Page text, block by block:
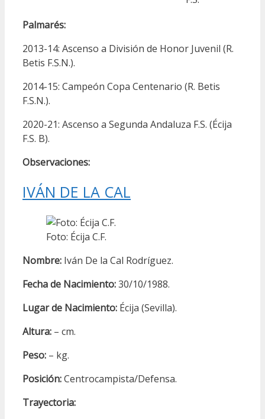
Palmarés:
2013-14: Ascenso a División de Honor Juvenil (R.
Betis F.S.N.).
2014-15: Campeón Copa Centenario (R. Betis
F.S.N.).
2020-21: Ascenso a Segunda Andaluza F.S. (Écija
F.S. B).
Observaciones:
IVÁN DE LA CAL
Foto: Écija C.F.
Nombre: Iván De la Cal Rodríguez.
Fecha de Nacimiento:30/10/1988.
Lugar de Nacimiento: Écija (Sevilla).
Altura: – cm.
Peso: – kg.
Posición:Centrocampista/Defensa.
Trayectoria: